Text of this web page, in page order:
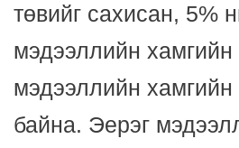
төвийг сахисан, 5%
мэдээллийн
мэдээллийн
байна. Эерэг